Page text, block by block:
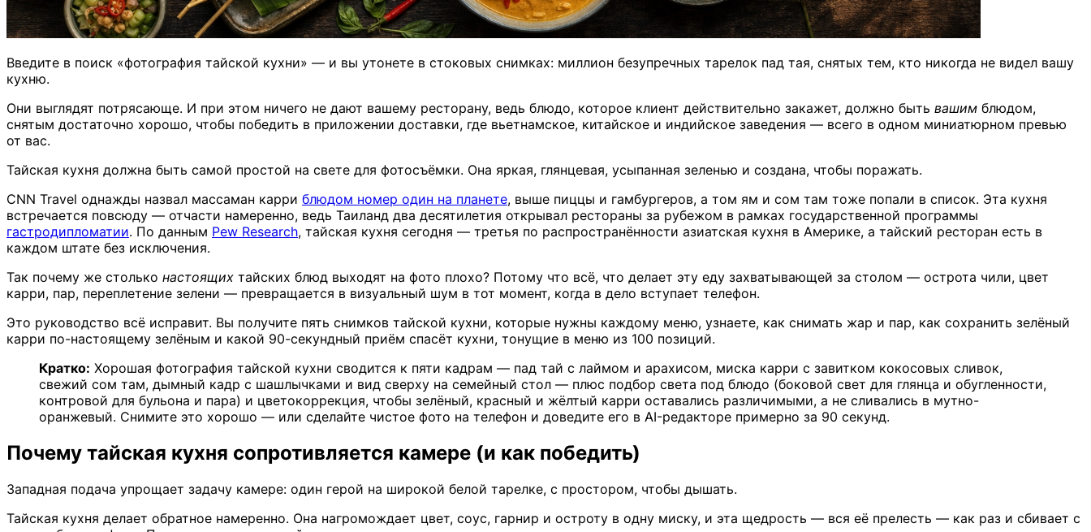
Введите в поиск «фотография тайской кухни» — и вы утонете в стоковых снимках: миллион безупречных тарелок пад тая, снятых тем, кто никогда не видел вашу
кухню.
Они выглядят потрясающе. И при этом ничего не дают вашему ресторану, ведь блюдо, которое клиент действительно закажет, должно быть вашим блюдом,
снятым достаточно хорошо, чтобы победить в приложении доставки, где вьетнамское, китайское и индийское заведения — всего в одном миниатюрном превью
от вас.
Тайская кухня должна быть самой простой на свете для фотосъёмки. Она яркая, глянцевая, усыпанная зеленью и создана, чтобы поражать.
CNN Travel однажды назвал массаман карри блюдом номер один на планете, выше пиццы и гамбургеров, а том ям и сом там тоже попали в список. Эта кухня
встречается повсюду — отчасти намеренно, ведь Таиланд два десятилетия открывал рестораны за рубежом в рамках государственной программы
гастродипломатии. По данным Pew Research, тайская кухня сегодня — третья по распространённости азиатская кухня в Америке, а тайский ресторан есть в
каждом штате без исключения.
Так почему же столько настоящих тайских блюд выходят на фото плохо? Потому что всё, что делает эту еду захватывающей за столом — острота чили, цвет
карри, пар, переплетение зелени — превращается в визуальный шум в тот момент, когда в дело вступает телефон.
Это руководство всё исправит. Вы получите пять снимков тайской кухни, которые нужны каждому меню, узнаете, как снимать жар и пар, как сохранить зелёный
карри по-настоящему зелёным и какой 90-секундный приём спасёт кухни, тонущие в меню из 100 позиций.
Кратко: Хорошая фотография тайской кухни сводится к пяти кадрам — пад тай с лаймом и арахисом, миска карри с завитком кокосовых сливок,
свежий сом там, дымный кадр с шашлычками и вид сверху на семейный стол — плюс подбор света под блюдо (боковой свет для глянца и обугленности,
контровой для бульона и пара) и цветокоррекция, чтобы зелёный, красный и жёлтый карри оставались различимыми, а не сливались в мутно-
оранжевый. Снимите это хорошо — или сделайте чистое фото на телефон и доведите его в AI-редакторе примерно за 90 секунд.
Почему тайская кухня сопротивляется камере (и как победить)
Западная подача упрощает задачу камере: один герой на широкой белой тарелке, с простором, чтобы дышать.
Тайская кухня делает обратное намеренно. Она нагромождает цвет, соус, гарнир и остроту в одну миску, и эта щедрость — вся её прелесть — как раз и сбивает с